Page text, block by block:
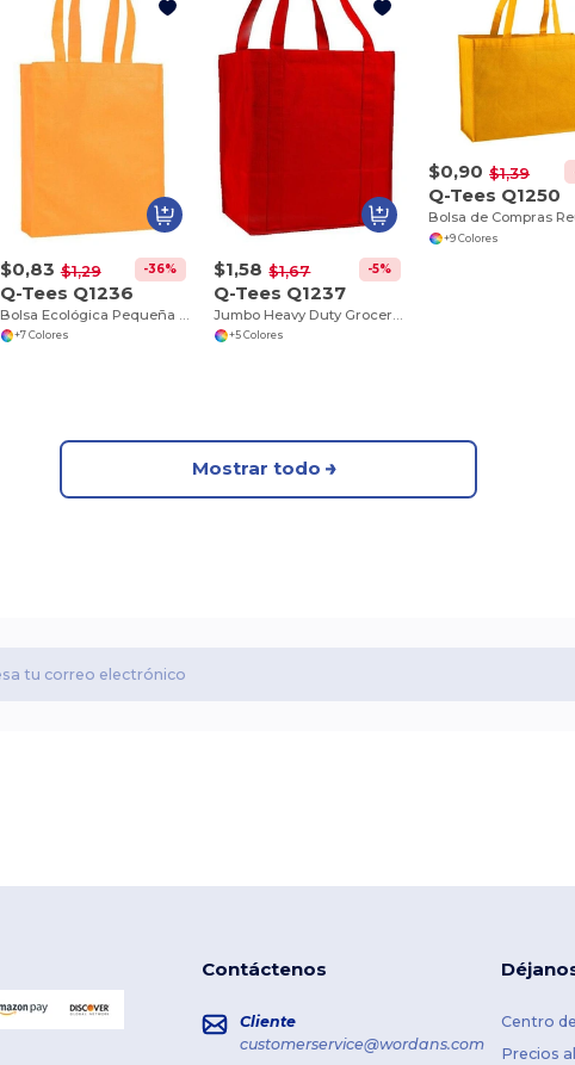
$0,83 $1,29 -36%
Q-Tees Q1236
Bolsa Ecológica Pequeña para Compras Diarias
+7 Colores
$1,58 $1,67 -5%
Q-Tees Q1237
Jumbo Heavy Duty Grocery Bag
+5 Colores
$0,90 $1,39
Q-Tees Q1250
+9 Colores
Mostrar todo
Contáctenos
Cliente
customerservice@wordans.com
Centro
Precios